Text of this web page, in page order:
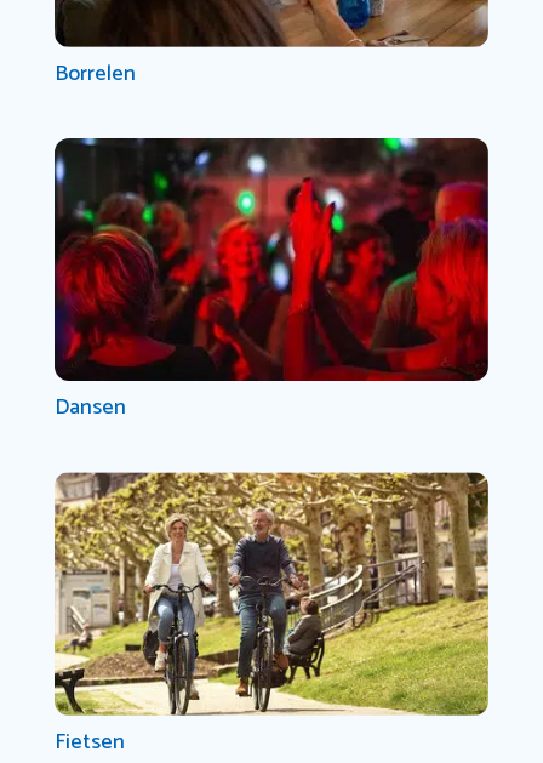
Borrelen
Dansen
Fietsen